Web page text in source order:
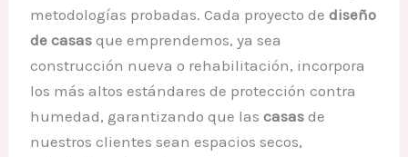
metodologías probadas. Cada proyecto dediseño
de casas que emprendemos, ya sea
construcción nueva o rehabilitación, incorpora
los más altos estándares de protección contra
humedad, garantizando que lascasas de
nuestros clientes sean espacios secos,